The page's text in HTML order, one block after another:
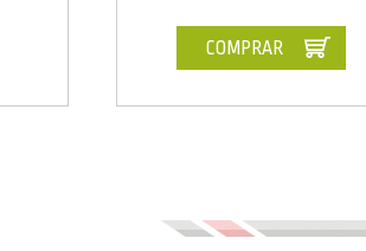
COMPRAR